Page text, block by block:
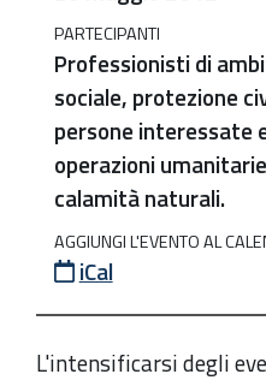
civile-
un-
approccio-
integrato-
alle-
catastrofi
Psicologia
dell’emergenza
e
Protezione
PARTECIPANTI
Professionisti di
sociale, protezione
persone interessate
operazioni
calamità naturali.
AGGIUNGI L'EVENTO AL
iCal
L'intensificarsi degli